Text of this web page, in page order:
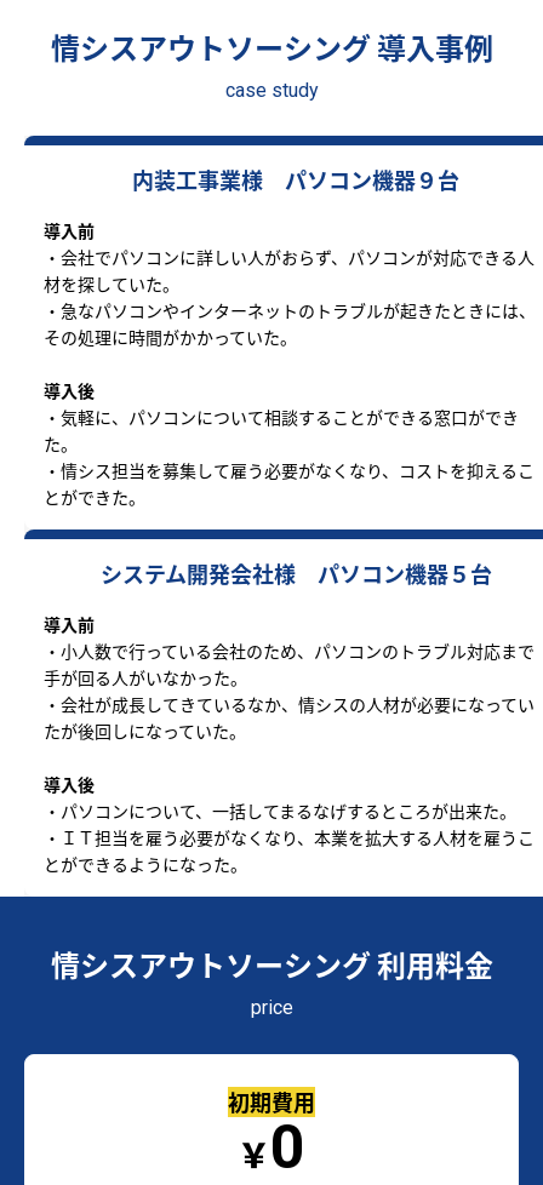
情シスアウトソーシング 導入事例
case study
内装工事業様 パソコン機器９台
導入前
・会社でパソコンに詳しい人がおらず、パソコンが対応できる人
材を探していた。
・急なパソコンやインターネットのトラブルが起きたときには、
その処理に時間がかかっていた。
導入後
・気軽に、パソコンについて相談することができる窓口ができ
た。
・情シス担当を募集して雇う必要がなくなり、コストを抑えるこ
とができた。
システム開発会社様 パソコン機器５台
導入前
・小人数で行っている会社のため、パソコンのトラブル対応まで
手が回る人がいなかった。
・会社が成長してきているなか、情シスの人材が必要になってい
たが後回しになっていた。
導入後
・パソコンについて、一括してまるなげするところが出来た。
・ＩＴ担当を雇う必要がなくなり、本業を拡大する人材を雇うこ
とができるようになった。
情シスアウトソーシング 利用料金
price
初期費用
￥0